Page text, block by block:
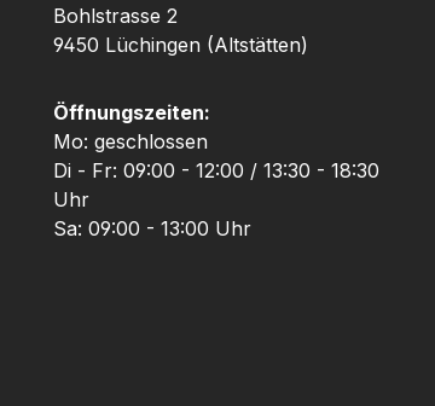
Bohlstrasse 2
9450 Lüchingen (Altstätten)
Öffnungszeiten:
Mo: geschlossen
Di - Fr: 09:00 - 12:00 / 13:30 - 18:30
Uhr
Sa: 09:00 - 13:00 Uhr